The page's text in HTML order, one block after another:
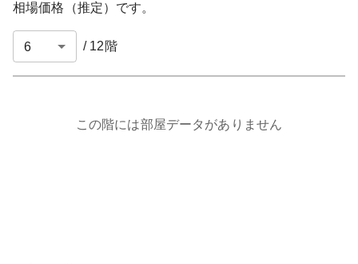
相場価格（推定）です。
/ 12 階
この階には部屋データがありません